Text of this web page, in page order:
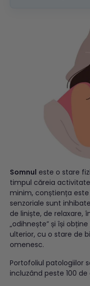
Somnul este o stare
timpul căreia
minim, conștiența
senzoriale sunt
de liniște, de relaxare,
„odihnește” și își
ulterior, cu o stare de
omenesc.
Portofoliul patologiilor
incluzând peste 100